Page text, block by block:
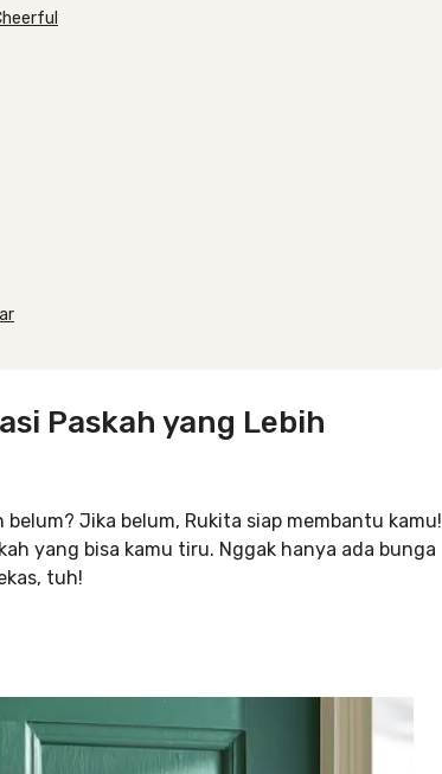
Paskah yang Lebih
Jika belum, Rukita siap membantu kamu!
yang bisa kamu tiru. Nggak hanya ada bunga
tuh!